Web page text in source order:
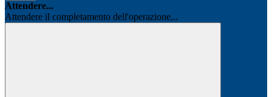
Attendere...
Attendere il completamento dell'operazione...